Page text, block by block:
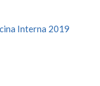
Interna 2019